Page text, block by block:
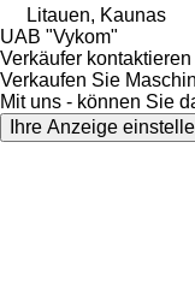
Litauen, Kaunas
UAB "Vykom"
Verkäufer kontaktieren
Verkaufen Sie
Mit uns - können Sie
Ihre Anzeige